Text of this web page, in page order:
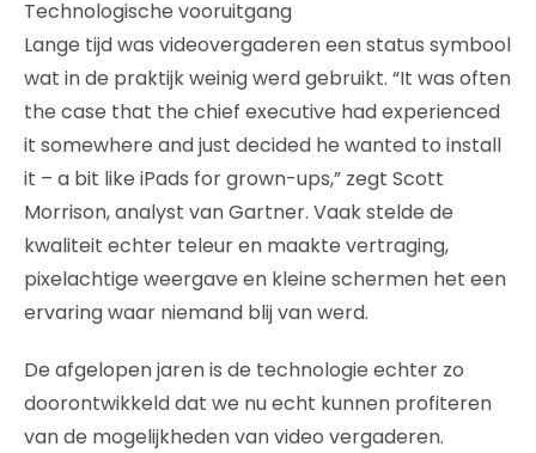
Technologische vooruitgang
Lange tijd was videovergaderen een status symbool
wat in de praktijk weinig werd gebruikt. “It was often
the case that the chief executive had experienced
it somewhere and just decided he wanted to install
it – a bit like iPads for grown-ups,” zegt Scott
Morrison, analyst van Gartner. Vaak stelde de
kwaliteit echter teleur en maakte vertraging,
pixelachtige weergave en kleine schermen het een
ervaring waar niemand blij van werd.
De afgelopen jaren is de technologie echter zo
doorontwikkeld dat we nu echt kunnen profiteren
van de mogelijkheden van video vergaderen.